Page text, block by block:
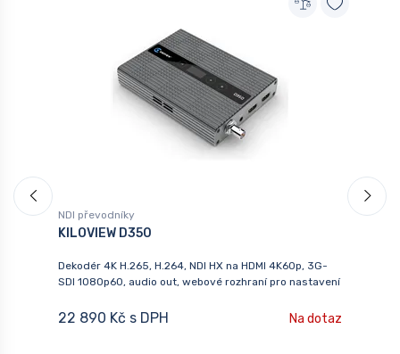
NDI převodníky
KILOVIEW D350
Dekodér 4K H.265, H.264, NDI HX na HDMI 4K60p, 3G-
SDI 1080p60, audio out, webové rozhraní pro nastavení
22 890 Kč s DPH Na dotaz